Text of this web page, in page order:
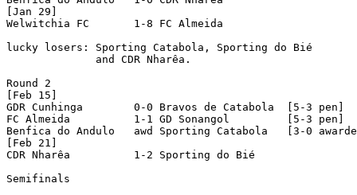
[Jan 29]
Welwitchia FC	    1-8 FC Almeida
lucky losers: Sporting Catabola, Sporting do Bié
              and CDR Nharêa.
Round 2
[Feb 15]
GDR Cunhinga	    0-0 Bravos de Catabola  [5-3 pen]
FC Almeida          1-1 GD Sonangol	    [5-3 pen]
Benfica do Andulo   awd Sporting Catabola   [3-0
[Feb 21]
CDR Nharêa          1-2 Sporting do Bié
Semifinals